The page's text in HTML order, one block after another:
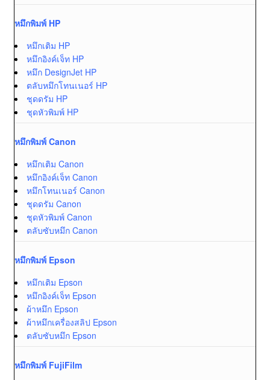
หมึกพิมพ์ HP
หมึกเติม HP
หมึกอิงค์เจ็ท HP
หมึก DesignJet HP
ตลับหมึกโทนเนอร์ HP
ชุดดรัม HP
ชุดหัวพิมพ์ HP
หมึกพิมพ์ Canon
หมึกเติม Canon
หมึกอิงค์เจ็ท Canon
หมึกโทนเนอร์ Canon
ชุดดรัม Canon
ชุดหัวพิมพ์ Canon
ตลับซับหมึก Canon
หมึกพิมพ์ Epson
หมึกเติม Epson
หมึกอิงค์เจ็ท Epson
ผ้าหมึก Epson
ผ้าหมึกเครื่องสลิป Epson
ตลับซับหมึก Epson
หมึกพิมพ์ FujiFilm